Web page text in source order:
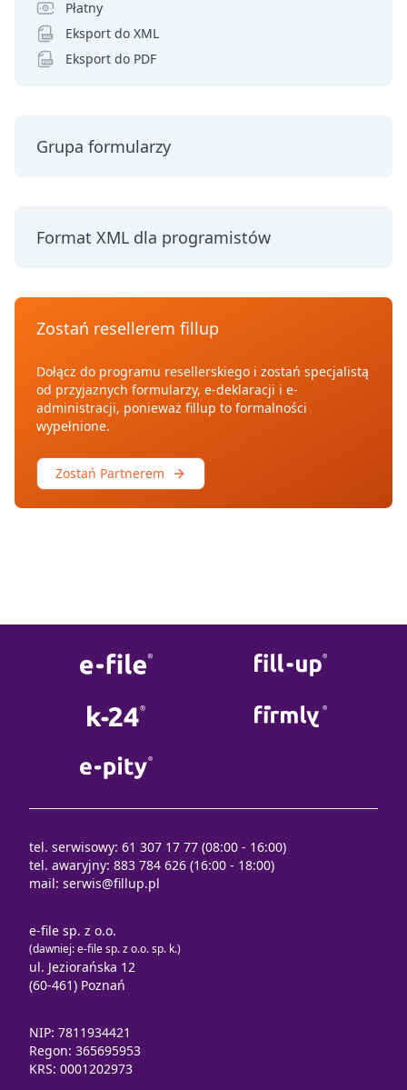
Płatny
Eksport do XML
Eksport do PDF
Grupa formularzy
Format XML dla programistów
Zostań resellerem fillup
Dołącz do programu resellerskiego i zostań specjalistą
od przyjaznych formularzy, e-deklaracji i e-
administracji, ponieważ fillup to formalności
wypełnione.
Zostań Partnerem
tel. serwisowy: 61 307 17 77 (08:00 - 16:00)
tel. awaryjny: 883 784 626 (16:00 - 18:00)
mail: serwis@fillup.pl
e-file sp. z o.o.
(dawniej: e-file sp. z o.o. sp. k.)
ul. Jeziorańska 12
(60-461) Poznań
NIP: 7811934421
Regon: 365695953
KRS: 0001202973